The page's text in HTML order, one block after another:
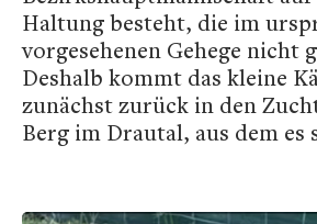
Haltung besteht, die im
vorgesehenen Gehege nicht
Deshalb kommt das kleine
zunächst zurück in den
Berg im Drautal, aus dem es